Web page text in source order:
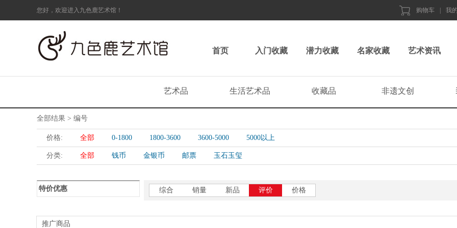
您好，欢迎进入九色鹿艺术馆！ 购物车 我
首页 入门收藏 潜力收藏 名家收藏 艺术资讯
艺术品 生活艺术品 收藏品 非遗文创
全部结果 > 编号
价格: 全部 0-1800 1800-3600 3600-5000 5000以上
分类: 全部 钱币 金银币 邮票 玉石玉玺
特价优惠 综合 销量 新品 评价 价格
推广商品